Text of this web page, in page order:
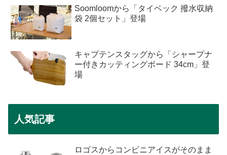
Soomloomから「タイベック 撥水収納
袋 2個セット」登場
キャプテンスタッグから「シャープナ
ー付きカッティングボード 34cm」登
場
人気記事
ロゴスからコンビニアイスがそのまま